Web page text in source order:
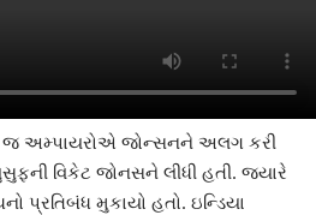
અમ્પાયરોએ જોન્સનને અલગ કરી
વિકેટ જોનસને લીધી હતી. જ્યારે
પ્રતિબંધ મુકાયો હતો. ઇન્ડિયા